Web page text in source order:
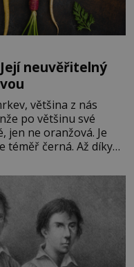
neuvěřitelný
většina z nás
po většinu své
jen ne oranžová. Je
téměř černá. Až díky
představit.